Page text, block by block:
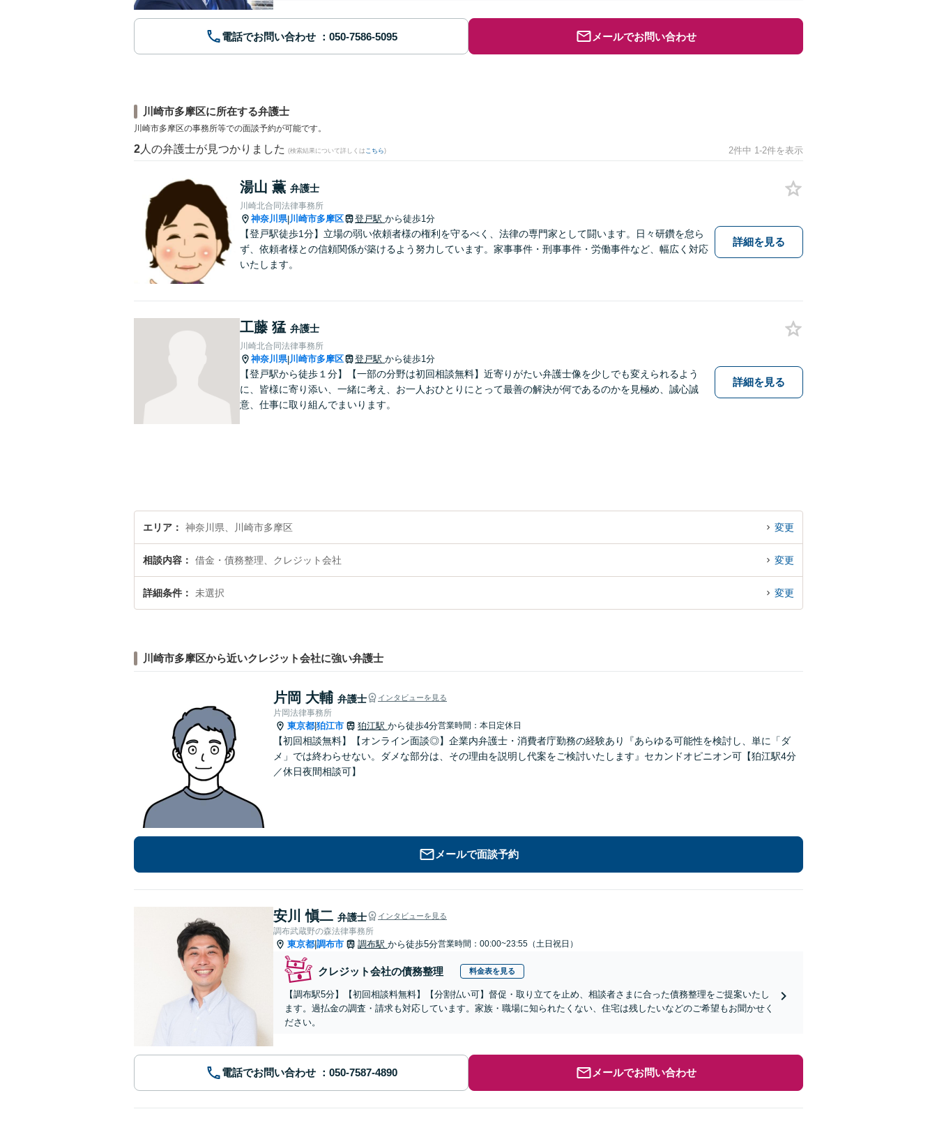
電話でお問い合わせ メールでお問い合わせ
川崎市多摩区に所在する弁護士
川崎市多摩区の事務所等での面談予約が可能です。
2 人の弁護士が見つかりました (検索結果について詳しくは こちら) 2件中 1-2件を表示
湯山 薫 弁護士
川崎北合同法律事務所
神奈川県|川崎市多摩区 登戸駅 から徒歩1分
【登戸駅徒歩1分】立場の弱い依頼者様の権利を守るべく、法律の専門家として闘います。日々研鑽を怠ら
ず、依頼者様との信頼関係が築けるよう努力しています。家事事件・刑事事件・労働事件など、幅広く対応
いたします。
詳細を見る
工藤 猛 弁護士
川崎北合同法律事務所
神奈川県|川崎市多摩区 登戸駅 から徒歩1分
【登戸駅から徒歩１分】【一部の分野は初回相談無料】近寄りがたい弁護士像を少しでも変えられるよう
に、皆様に寄り添い、一緒に考え、お一人おひとりにとって最善の解決が何であるのかを見極め、誠心誠
意、仕事に取り組んでまいります。
詳細を見る
エリア 神奈川県、川崎市多摩区 変更
相談内容 借金・債務整理、クレジット会社 変更
詳細条件 未選択 変更
川崎市多摩区から近いクレジット会社に強い弁護士
片岡 大輔 弁護士 インタビューを見る
片岡法律事務所
東京都 狛江市 狛江駅 から徒歩4分営業時間：本日定休日
【初回相談無料】【オンライン面談◎】企業内弁護士・消費者庁勤務の経験あり『あらゆる可能性を検討し、単に「ダ
メ」では終わらせない。ダメな部分は、その理由を説明し代案をご検討いたします』セカンドオピニオン可【狛江駅4分
／休日夜間相談可】
メールで面談予約
安川 愼二 弁護士 インタビューを見る
調布武蔵野の森法律事務所
東京都 調布市 調布駅 から徒歩5分営業時間：00:00~23:55（土日祝日）
クレジット会社の債務整理 料金表を見る
【調布駅5分】【初回相談料無料】【分割払い可】督促・取り立てを止め、相談者さまに合った債務整理をご提案いたし
ます。過払金の調査・請求も対応しています。家族・職場に知られたくない、住宅は残したいなどのご希望もお聞かせく
ださい。
電話でお問い合わせ メールでお問い合わせ